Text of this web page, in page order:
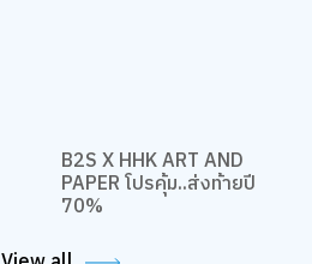
B2S X HHK ART AND
PAPER โปรคุ้ม..ส่งท้ายปี
70%